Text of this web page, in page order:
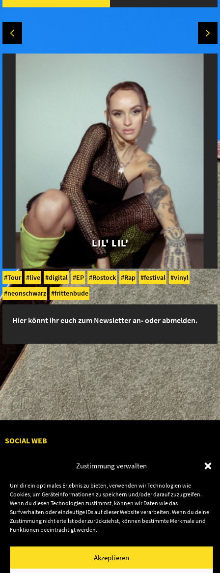
Zustimmung verwalten
Um dir ein optimales Erlebnis zu bieten, verwenden wir Technologien wie
Cookies, um Geräteinformationen zu speichern und/oder darauf zuzugreifen.
Wenn du diesen Technologien zustimmst, können wir Daten wie das
Surfverhalten oder eindeutige IDs auf dieser Website verarbeiten. Wenn du deine
Zustimmung nicht erteilst oder zurückziehst, können bestimmte Merkmale und
Funktionen beeinträchtigt werden.
Akzeptieren
LIL' LIL'
Tour live digital EP Rostock Rap festival
vinyl
neonschwarz
frittenbude
Hier könnt ihr euch zum Newsletter an- oder abmelden.
SOCIAL WEB
Audiolith
News
Artists
Contact Us
Dates
Shop